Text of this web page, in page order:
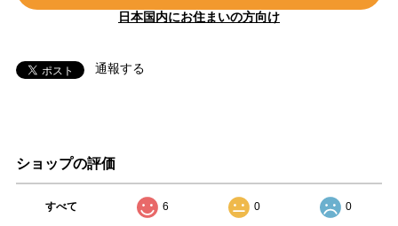
日本国内にお住まいの方向け
通報する
ショップの評価
すべて 6 0 0